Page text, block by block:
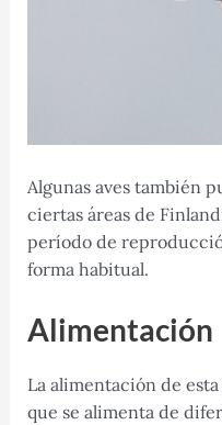
Algunas aves también
ciertas áreas de
período de
forma habitual.
Alimentación
La alimentación de
que se alimenta de